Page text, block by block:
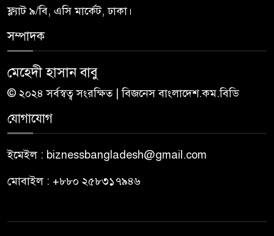
ফ্ল্যাট ৯/বি, এসি মার্কেট, ঢাকা।
সম্পাদক
মেহেদী হাসান বাবু
© ২০২৪ সর্বস্বত্ব সংরক্ষিত | বিজনেস বাংলাদেশ.কম.বিডি
যোগাযোগ
ইমেইল : biznessbangladesh@gmail.com
মোবাইল : +৮৮০ ২৫৮৩১৭৯৪৬